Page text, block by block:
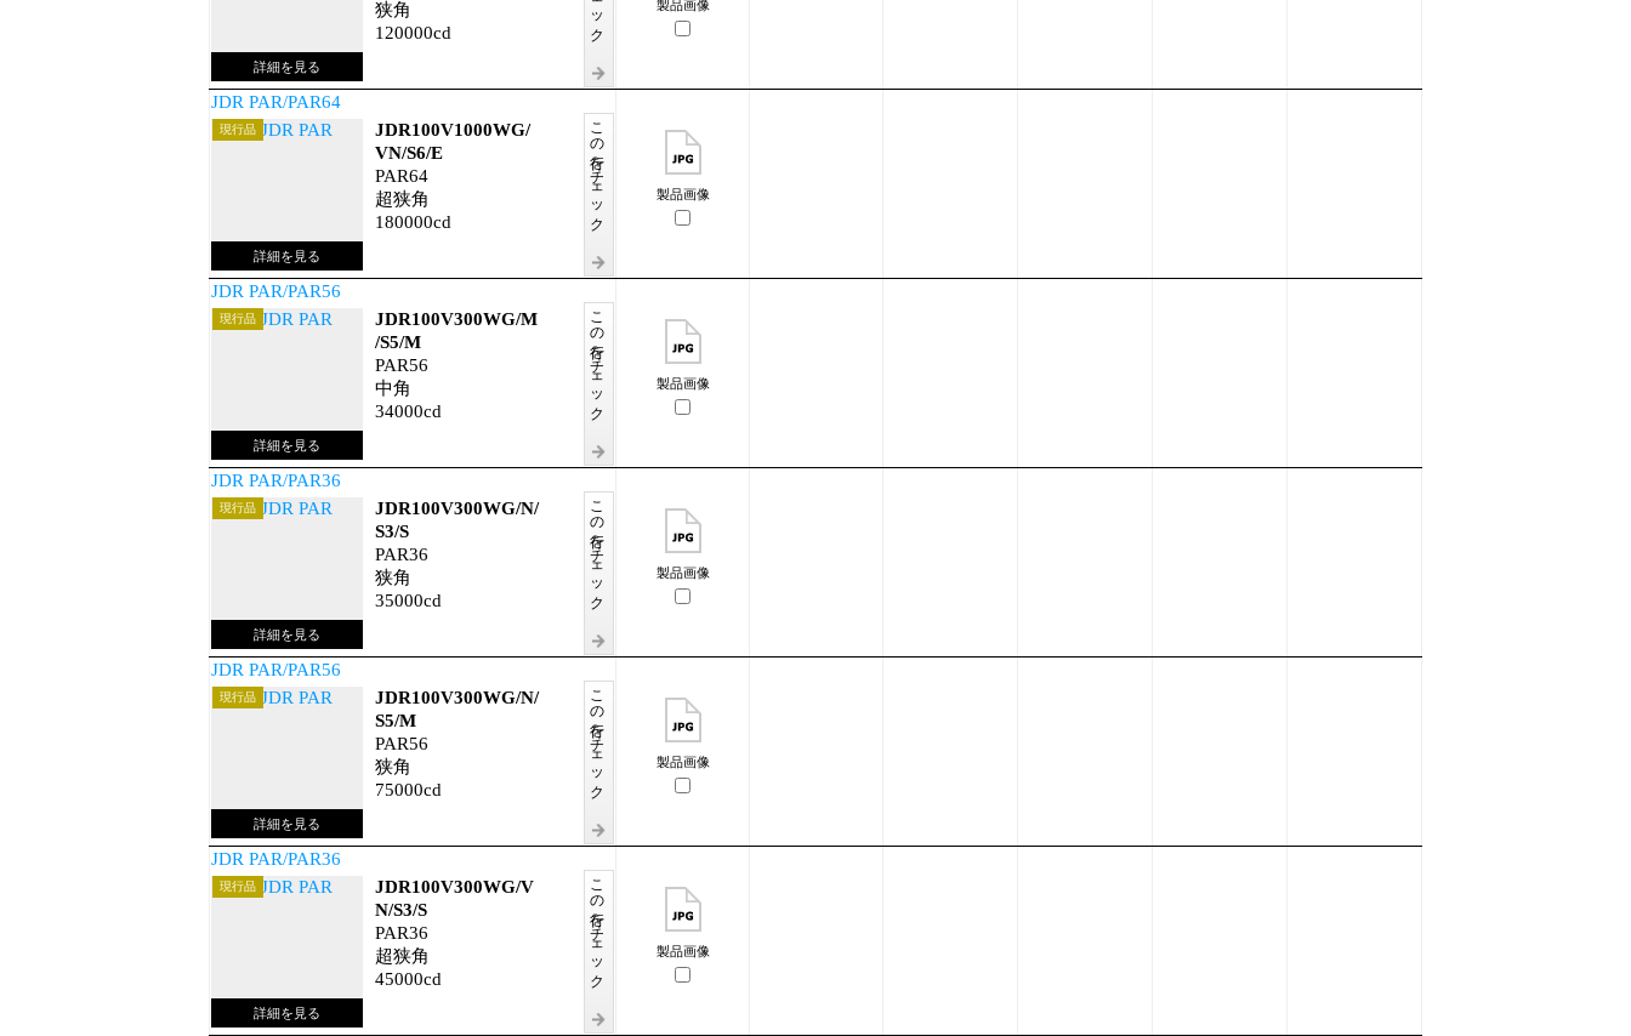
狭角
120000cd
製品画像
JDR PAR/PAR64
現行品 この行をチェック
JDR100V1000WG/
VN/S6/E
PAR64
超狭角
180000cd
製品画像
JDR PAR/PAR56
現行品 この行をチェック
JDR100V300WG/M
/S5/M
PAR56
中角
34000cd
製品画像
JDR PAR/PAR36
現行品 この行をチェック
JDR100V300WG/N/
S3/S
PAR36
狭角
35000cd
製品画像
JDR PAR/PAR56
現行品 この行をチェック
JDR100V300WG/N/
S5/M
PAR56
狭角
75000cd
製品画像
JDR PAR/PAR36
現行品 この行をチェック
JDR100V300WG/V
N/S3/S
PAR36
超狭角
45000cd
製品画像